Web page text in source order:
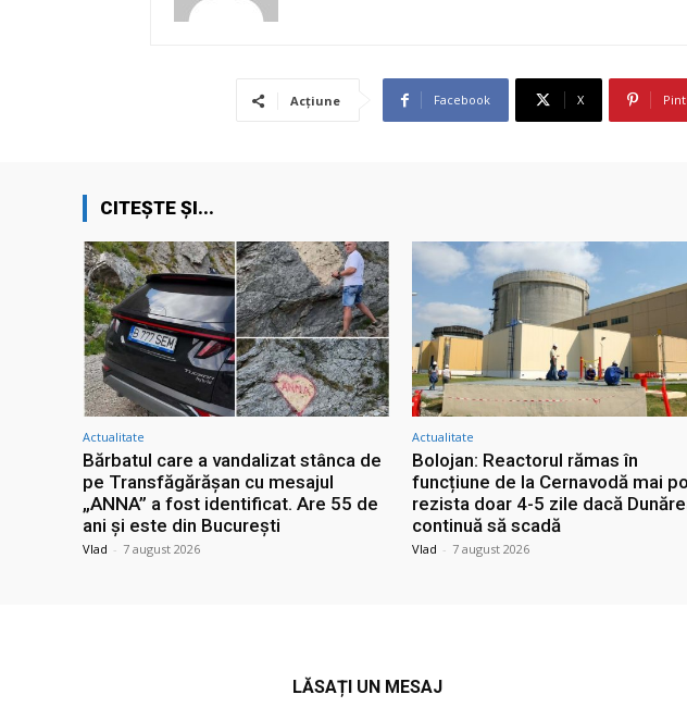
Acțiune Facebook X
CITEȘTE ȘI...
Actualitate
Bărbatul care a vandalizat stânca de
pe Transfăgărășan cu mesajul
„ANNA” a fost identificat. Are 55 de
ani și este din București
Vlad - 7 august 2026
Actualitate
Bolojan: Reactorul rămas în
funcțiune de la Cernavodă mai
rezista doar 4-5 zile dacă
continuă să scadă
Vlad - 7 august 2026
LĂSAȚI UN MESAJ